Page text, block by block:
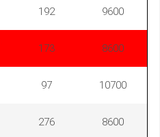
192 9600
173 8600
97 10700
276 8600